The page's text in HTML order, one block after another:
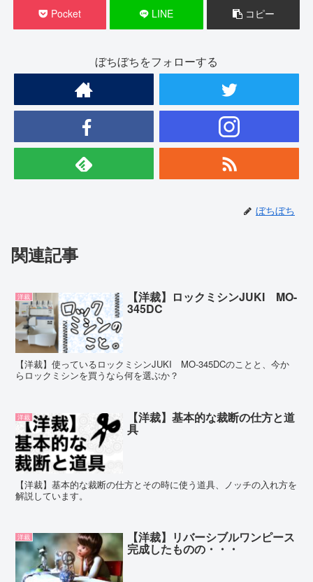
Pocket LINE コピー
ぼちぼちをフォローする
ぼちぼち
関連記事
洋裁 【洋裁】ロックミシンJUKI MO-
345DC
【洋裁】使っているロックミシンJUKI MO-345DCのことと、今か
らロックミシンを買うなら何を選ぶか？
洋裁 【洋裁】基本的な裁断の仕方と道
具
【洋裁】基本的な裁断の仕方とその時に使う道具、ノッチの入れ方を
解説しています。
洋裁 【洋裁】リバーシブルワンピース
完成したものの・・・